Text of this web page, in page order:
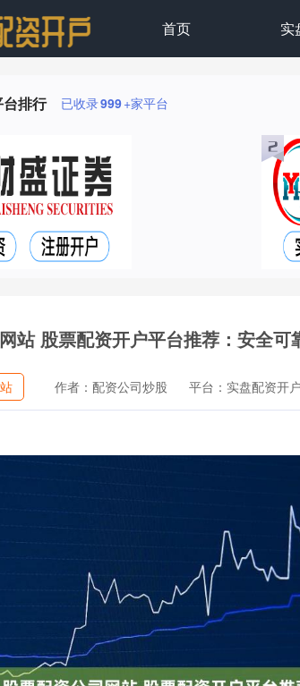
首页 实
排行 已收录999+家平台
站 股票配资开户平台推荐：安全可
作者：配资公司炒股 平台：实盘配资开户